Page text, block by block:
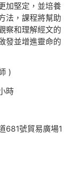
加堅定，並培養
法，課程將幫助
察和理解經文的
發並增進靈命的
)
時
681號貿易廣場1